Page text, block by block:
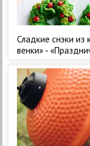
Сладкие снэки из
венки» -